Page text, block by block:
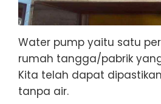
Water pump yaitu satu
rumah tangga/pabrik
Kita telah dapat
tanpa air.